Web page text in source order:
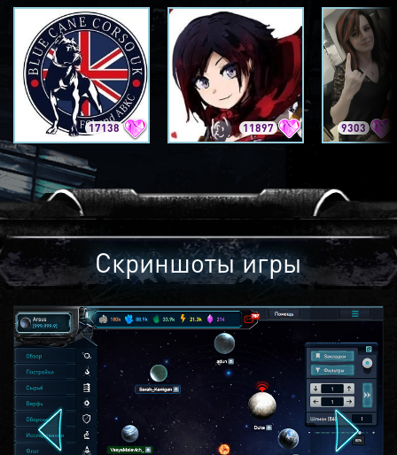
17138 11897 9303
Скриншоты игры